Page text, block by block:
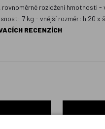
rozložení hmotnosti
7 kg - vnější rozměr: h.20 x
RECENZÍCH